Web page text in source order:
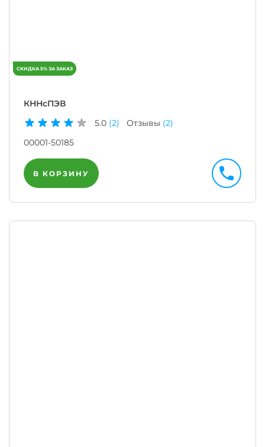
КННсПЭВ
5.0 (2) Отзывы (2)
00001-50185
В КОРЗИНУ